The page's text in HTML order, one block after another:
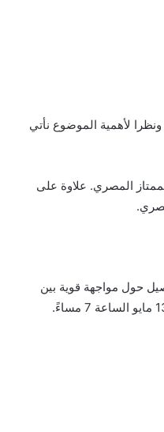
لأهمية الموضوع نأتي
المصري. علاوة على
حول مواجهة قوية بين